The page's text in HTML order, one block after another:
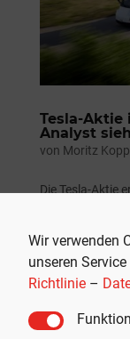
Wir verwenden
unseren
Richtlinie –
Tesla-Aktie
Analyst
von Moritz Kopp
Die Tesla-Aktie
Stimmen am
die weitere